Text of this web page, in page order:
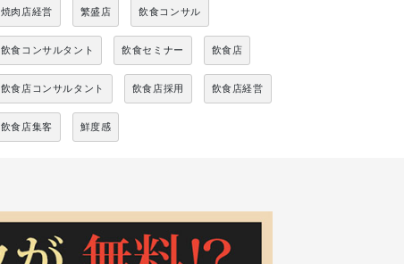
焼肉店経営 繁盛店 飲食コンサル
飲食コンサルタント 飲食セミナー 飲食店
飲食店コンサルタント 飲食店採用 飲食店経営
飲食店集客 鮮度感